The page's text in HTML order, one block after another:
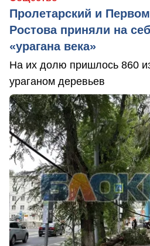
Пролетарский и
Ростова приняли на
«урагана века»
На их долю пришлось 860
ураганом деревьев